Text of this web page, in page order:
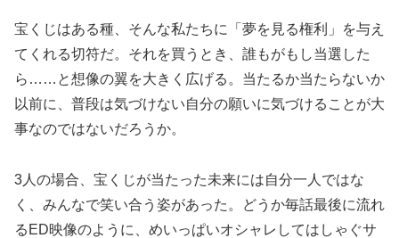
宝くじはある種、そんな私たちに「夢を見る権利」を与え
てくれる切符だ。それを買うとき、誰もがもし当選した
ら……と想像の翼を大きく広げる。当たるか当たらないか
以前に、普段は気づけない自分の願いに気づけることが大
事なのではないだろうか。
3人の場合、宝くじが当たった未来には自分一人ではな
く、みんなで笑い合う姿があった。どうか毎話最後に流れ
るED映像のように、めいっぱいオシャレしてはしゃぐサ